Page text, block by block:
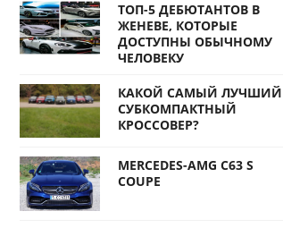
ТОП-5 ДЕБЮТАНТОВ В
ЖЕНЕВЕ, КОТОРЫЕ
ДОСТУПНЫ ОБЫЧНОМУ
ЧЕЛОВЕКУ
КАКОЙ САМЫЙ ЛУЧШИЙ
СУБКОМПАКТНЫЙ
КРОССОВЕР?
MERCEDES-AMG C63 S
COUPE